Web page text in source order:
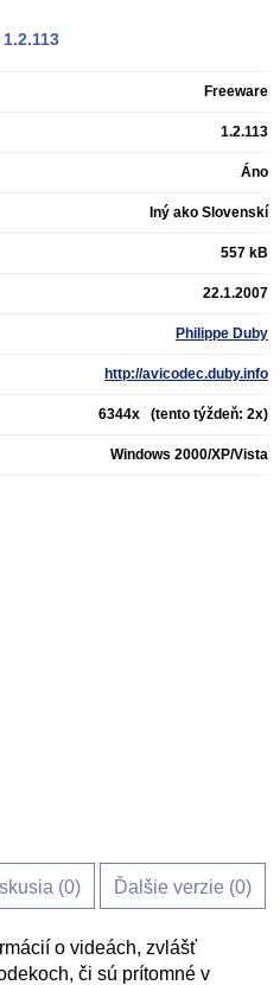
1.2.113
Freeware
1.2.113
Áno
Iný ako Slovenskí
557 kB
22.1.2007
Philippe Duby
http://avicodec.duby.info
6344x (tento týždeň: 2x)
Windows 2000/XP/Vista
(0) Ďalšie verzie (0)
o videách, zvlášť
či sú prítomné v